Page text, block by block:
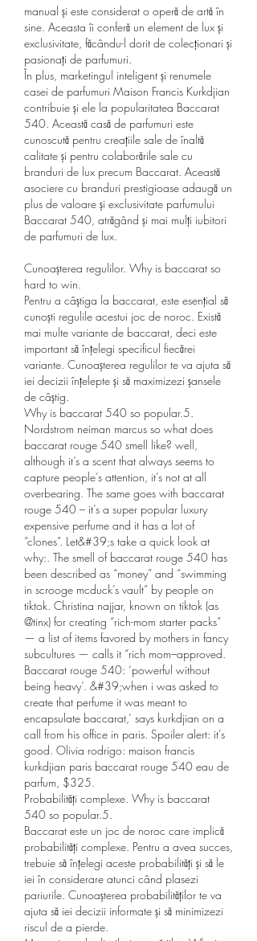
manual și este considerat o operă de artă în
sine. Aceasta îi conferă un element de lux și
exclusivitate, făcându-l dorit de colecționari și
pasionați de parfumuri.
În plus, marketingul inteligent și renumele
casei de parfumuri Maison Francis Kurkdjian
contribuie și ele la popularitatea Baccarat
540. Această casă de parfumuri este
cunoscută pentru creațiile sale de înaltă
calitate și pentru colaborările sale cu
branduri de lux precum Baccarat. Această
asociere cu branduri prestigioase adaugă un
plus de valoare și exclusivitate parfumului
Baccarat 540, atrăgând și mai mulți iubitori
de parfumuri de lux.
Cunoașterea regulilor. Why is baccarat so
hard to win.
Pentru a câștiga la baccarat, este esențial să
cunoști regulile acestui joc de noroc. Există
mai multe variante de baccarat, deci este
important să înțelegi specificul fiecărei
variante. Cunoașterea regulilor te va ajuta să
iei decizii înțelepte și să maximizezi șansele
de câștig.
Why is baccarat 540 so popular.5.
Nordstrom neiman marcus so what does
baccarat rouge 540 smell like? well,
although it’s a scent that always seems to
capture people’s attention, it’s not at all
overbearing. The same goes with baccarat
rouge 540 – it’s a super popular luxury
expensive perfume and it has a lot of
“clones”. Let&#39;s take a quick look at
why:. The smell of baccarat rouge 540 has
been described as “money” and “swimming
in scrooge mcduck’s vault” by people on
tiktok. Christina najjar, known on tiktok (as
@tinx) for creating “rich-mom starter packs”
— a list of items favored by mothers in fancy
subcultures — calls it “rich mom–approved.
Baccarat rouge 540: ‘powerful without
being heavy’. &#39;when i was asked to
create that perfume it was meant to
encapsulate baccarat,’ says kurkdjian on a
call from his office in paris. Spoiler alert: it’s
good. Olivia rodrigo: maison francis
kurkdjian paris baccarat rouge 540 eau de
parfum, $325.
Probabilități complexe. Why is baccarat
540 so popular.5.
Baccarat este un joc de noroc care implică
probabilități complexe. Pentru a avea succes,
trebuie să înțelegi aceste probabilități și să le
iei în considerare atunci când plasezi
pariurile. Cunoașterea probabilităților te va
ajuta să iei decizii informate și să minimizezi
riscul de a pierde.